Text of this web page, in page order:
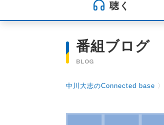
聴く
番組ブログ
BLOG
中川大志のConnected base 〉